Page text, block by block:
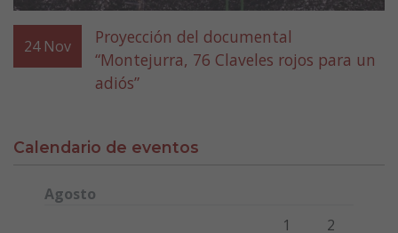
24 Nov
Proyección del documental
“Montejurra, 76 Claveles rojos para un
adiós”
Calendario de eventos
Agosto
Viernes Sábado
1 2